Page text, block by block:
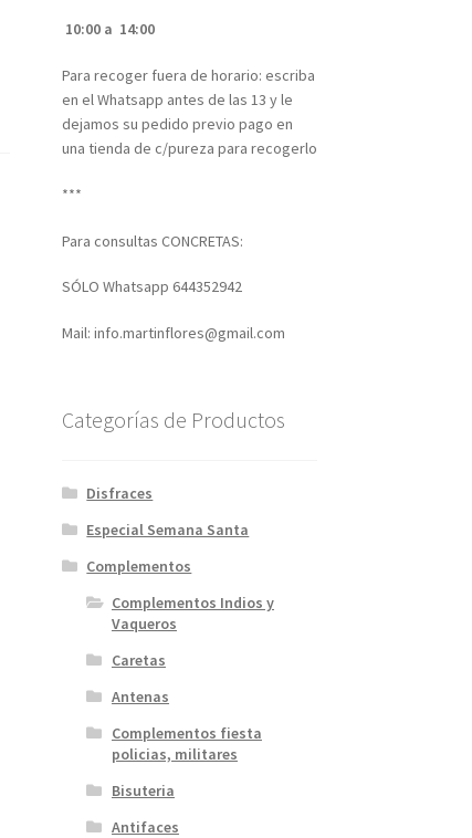
10:00 a 14:00
Para recoger fuera de horario: escriba
en el Whatsapp antes de las 13 y le
dejamos su pedido previo pago en
una tienda de c/pureza para recogerlo
***
Para consultas CONCRETAS:
SÓLO Whatsapp 644352942
Mail: info.martinflores@gmail.com
Categorías de Productos
Disfraces
Especial Semana Santa
Complementos
Complementos Indios y
Vaqueros
Caretas
Antenas
Complementos fiesta
policias, militares
Bisuteria
Antifaces